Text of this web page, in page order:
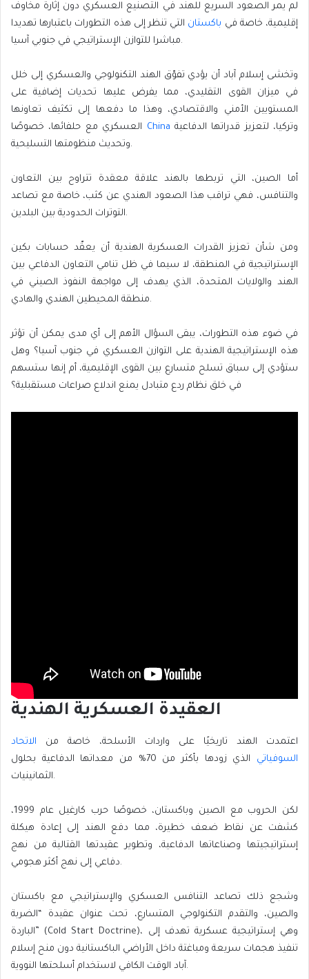
لم يمر الصعود السريع للهند في التصنيع العسكري دون إثارة مخاوف
إقليمية، خاصة في باكستان التي تنظر إلى هذه التطورات باعتبارها تهديدا
مباشرا للتوازن الإستراتيجي في جنوبي آسيا.
وتخشى إسلام آباد أن يؤدي تفوّق الهند التكنولوجي والعسكري إلى خلل
في ميزان القوى التقليدي، مما يفرض عليها تحديات إضافية على
المستويين الأمني والاقتصادي، وهذا ما دفعها إلى تكثيف تعاونها
China
وتحديث منظومتها التسليحية.
أما الصين، التي تربطها بالهند علاقة معقدة تتراوح بين التعاون
والتنافس، فهي تراقب هذا الصعود الهندي عن كثب، خاصة مع تصاعد
التوترات الحدودية بين البلدين.
ومن شأن تعزيز القدرات العسكرية الهندية أن يعقّد حسابات بكين
الإستراتيجية في المنطقة، لا سيما في ظل تنامي التعاون الدفاعي بين
الهند والولايات المتحدة، الذي يهدف إلى مواجهة النفوذ الصيني في
منطقة المحيطين الهندي والهادي.
في ضوء هذه التطورات، يبقى السؤال الأهم إلى أي مدى يمكن أن تؤثر
هذه الإستراتيجية الهندية على التوازن العسكري في جنوب آسيا؟ وهل
ستؤدي إلى سباق تسلح متسارع بين القوى الإقليمية، أم إنها ستسهم
في خلق نظام ردع متبادل يمنع اندلاع صراعات مستقبلية؟
العقيدة العسكرية الهندية
اعتمدت الهند تاريخيًا على واردات الأسلحة، خاصة من الاتحاد
السوفياتي
الذي زودها بأكثر من 70% من معداتها الدفاعية بحلول
الثمانينيات.
لكن الحروب مع الصين وباكستان، خصوصًا حرب كارغيل عام 1999،
كشفت عن نقاط ضعف خطيرة، مما دفع الهند إلى إعادة هيكلة
إستراتيجيتها وصناعاتها الدفاعية، وتطوير عقيدتها القتالية من نهج
دفاعي إلى نهج أكثر هجومي.
وشجع ذلك تصاعد التنافس العسكري والإستراتيجي مع باكستان
والصين، والتقدم التكنولوجي المتسارع، تحت عنوان عقيدة “الضربة
الباردة” (Cold Start Doctrine)، وهي إستراتيجية عسكرية تهدف إلى
تنفيذ هجمات سريعة ومباغتة داخل الأراضي الباكستانية دون منح إسلام
آباد الوقت الكافي لاستخدام أسلحتها النووية.